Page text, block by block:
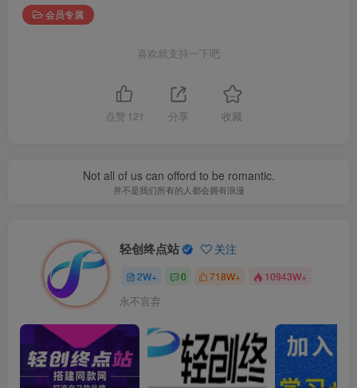
会员专属
喜欢就支持一下吧
点赞 121 分享 收藏
Not all of us can offord to be romantic.
并不是我们所有的人都会拥有浪漫
轻创终点站 关注
2W+ 0 718W+ 10943W+
永不言弃